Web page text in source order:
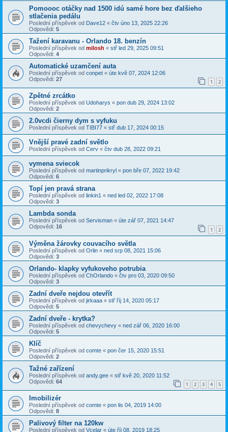
Pomoooc otáčky nad 1500 idú samé hore bez ďalšieho
stlačenia pedálu
Poslední příspěvek od Dave12 « čtv úno 13, 2025 22:26
Odpovědi: 5
Tažení karavanu - Orlando 18. benzín
Poslední příspěvek od milosh « stř led 29, 2025 09:51
Odpovědi: 4
Automatické uzamčení auta
Poslední příspěvek od conpet « úte kvě 07, 2024 12:06
Odpovědi: 27 1 2
Zpětné zrcátko
Poslední příspěvek od Udoharys « pon dub 29, 2024 13:02
Odpovědi: 2
2.0vcdi čierny dym s vyfuku
Poslední příspěvek od TIBI77 « stř dub 17, 2024 00:15
Vnější pravé zadní světlo
Poslední příspěvek od Cerv « čtv dub 28, 2022 09:21
vymena sviecok
Poslední příspěvek od martinprikryl « pon bře 07, 2022 19:42
Odpovědi: 6
Topí jen pravá strana
Poslední příspěvek od linkin1 « ned led 02, 2022 17:08
Odpovědi: 3
Lambda sonda
Poslední příspěvek od Servisman « úte zář 07, 2021 14:47
Odpovědi: 16 1 2
Výměna žárovky couvacího světla
Poslední příspěvek od Orlin « ned srp 08, 2021 15:06
Odpovědi: 3
Orlando- klapky vyfukoveho potrubia
Poslední příspěvek od ChOrlando « čtv pro 03, 2020 09:50
Odpovědi: 3
Zadní dveře nejdou otevřít
Poslední příspěvek od jirkaaa « stř říj 14, 2020 05:17
Odpovědi: 5
Zadní dveře - krytka?
Poslední příspěvek od chevychevy « ned zář 06, 2020 16:00
Odpovědi: 5
Klíč
Poslední příspěvek od comte « pon čer 15, 2020 15:51
Odpovědi: 2
Tažné zařízení
Poslední příspěvek od andy.gee « stř kvě 20, 2020 11:52
Odpovědi: 64 1 2 3 4 5
Imobilizér
Poslední příspěvek od comte « pon lis 04, 2019 14:00
Odpovědi: 8
Palivový filter na 120kw
Poslední příspěvek od Vcelar « úte říj 08, 2019 18:25